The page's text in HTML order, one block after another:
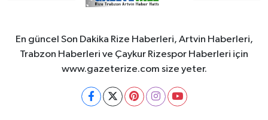
En güncel Son Dakika Rize Haberleri, Artvin Haberleri,
Trabzon Haberleri ve Çaykur Rizespor Haberleri için
www.gazeterize.com size yeter.